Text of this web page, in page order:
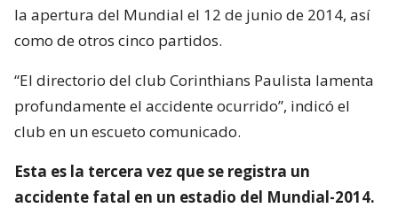
la apertura del Mundial el 12 de junio de 2014, así
como de otros cinco partidos.
“El directorio del club Corinthians Paulista lamenta
profundamente el accidente ocurrido”, indicó el
club en un escueto comunicado.
Esta es la tercera vez que se registra un
accidente fatal en un estadio del Mundial-2014.